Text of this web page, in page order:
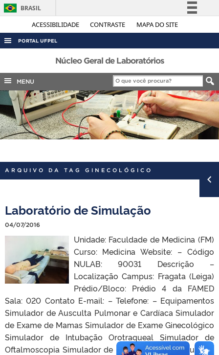
ACESSIBILIDADE CONTRASTE MAPA DO SITE
BRASIL
Simplifique!
Legislação
Canais
PORTAL UFPEL
ACESSO À INFORMAÇÃO
AUDITORIA
COBALTO
CONCURSOS
EDITAIS
INTERNACIONAL
PORTARIAS
Núcleo Geral de Laboratórios
MENU
ARQUIVO DA TAG GINECOLÓGICO
Laboratório de Simulação
04/07/2016
Unidade: Faculdade de Medicina (FM)
Curso: Medicina Website: – Código
NULAB: 90031 Descrição –
Localização Campus: Fragata (Leiga)
Prédio/Bloco: Prédio 4 da FAMED
Sala: 020 Contato E-mail: – Telefone: – Equipamentos
Simulador de Ausculta Pulmonar e Cardíaca Simulador
de Exame de Mamas Simulador de Exame Ginecológico
Simulador de Intubação Orotraqueal Simulador de
Oftalmoscopia Simulador de Punção Venosa Simulador